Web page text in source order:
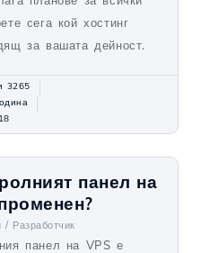
сега кой хостинг
за вашата дейност.
3265
панел на
/ Разработчик
панел на VPS е